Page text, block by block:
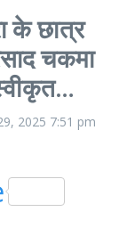
के छात्र
चकमा
2025 7:51 pm